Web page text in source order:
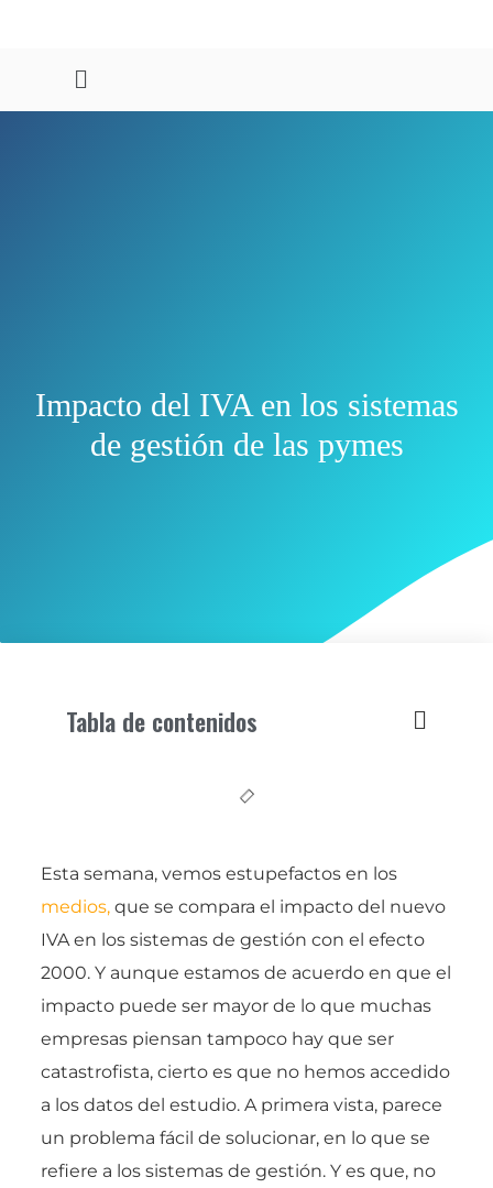
Impacto del IVA en los sistemas
de gestión de las pymes
Tabla de contenidos
Esta semana, vemos estupefactos en los
medios, que se compara el impacto del nuevo
IVA en los sistemas de gestión con el efecto
2000. Y aunque estamos de acuerdo en que el
impacto puede ser mayor de lo que muchas
empresas piensan tampoco hay que ser
catastrofista, cierto es que no hemos accedido
a los datos del estudio. A primera vista, parece
un problema fácil de solucionar, en lo que se
refiere a los sistemas de gestión. Y es que, no